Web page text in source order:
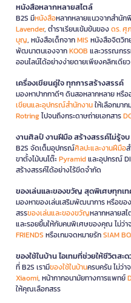
หนังสือหลากหลายสไตล์
B2S มีหนังสือหลากหลายแนวจากสำนัก
Lavender, ตำราเรียนเข้มข้นของดร. ศุ
บุญ, หนังสือเด็กจากMIS หนังสือจิตวิท
พัฒนาตนเองจากKOOB และวรรณกร
ออนไลน์ได้อย่างง่ายดายเพียงคลิกเดียว
เครื่องเขียนคู่ใจ ทุกการสร้างสรรค์
มองหาปากกาดีๆ ดินสอหลากหลาย หรื
เขียนและอุปกรณ์สำนักงานให้เลือกมา
Rotringไปจนถึงกระดาษถ่ายเอกสาร
งานศิลป์ งานฝีมือ สร้างสรรค์ไม่รู้จบ
B2S จัดเต็มอุปกรณ์ศิลปะและงานฝีมือ
ขาตั้งไม้บนโต๊ะPyramidและอุปกรณ์
สร้างสรรค์ได้อย่างไร้ขีดจำกัด
ของเล่นและของขวัญ สุดพิเศษทุกเ
มองหาของเล่นเสริมพัฒนาการ หรือข
สรรของเล่นและของขวัญหลากหลายส
และรอยยิ้มให้กับคนพิเศษของคุณ ไม่ว่า
FRIENDS หรือเกมจดหมายรักSIAM
ของใช้ในบ้าน ไอเทมที่ช่วยให้ชีวิตสะ
ที่ B2S เรามีของใช้ในบ้านครบครัน ไม่ว่า
Xiaomi, หน้ากากอนามัยทางการแพทย์
ให้คุณเลือกสรร